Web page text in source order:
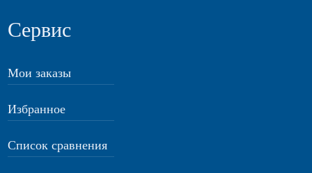
Сервис
Мои заказы
Избранное
Список сравнения